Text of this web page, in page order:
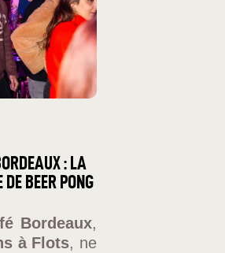
: LA
DE BEER PONG
Bordeaux,
à Flots, ne